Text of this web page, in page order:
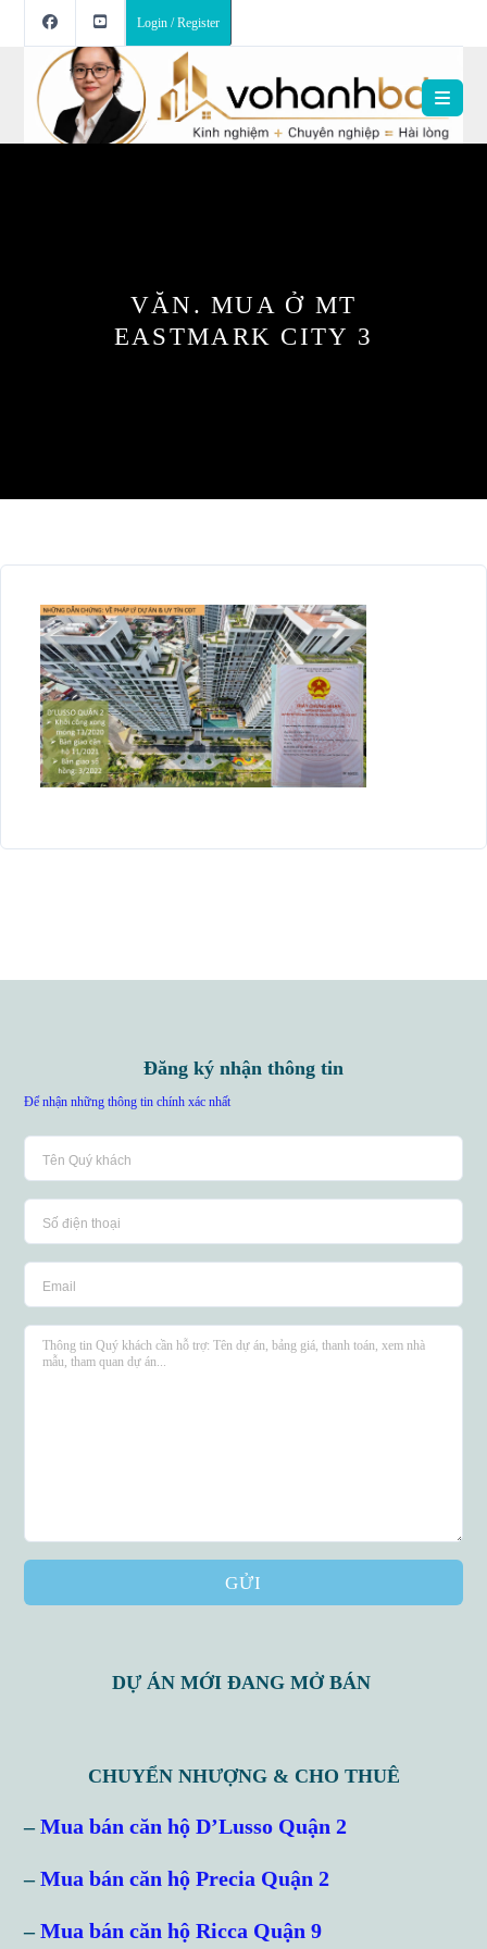
Login / Register
VĂN. MUA Ở MT
EASTMARK CITY 3
Đăng ký nhận thông tin
Để nhận những thông tin chính xác nhất
GỬI
DỰ ÁN MỚI ĐANG MỞ BÁN
CHUYỂN NHƯỢNG & CHO THUÊ
–Mua bán căn hộ D’Lusso Quận 2
–Mua bán căn hộ Precia Quận 2
–Mua bán căn hộ Ricca Quận 9
Log in